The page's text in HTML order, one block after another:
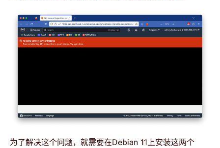
为了解决这个问题，就需要在Debian 11上安装这两个